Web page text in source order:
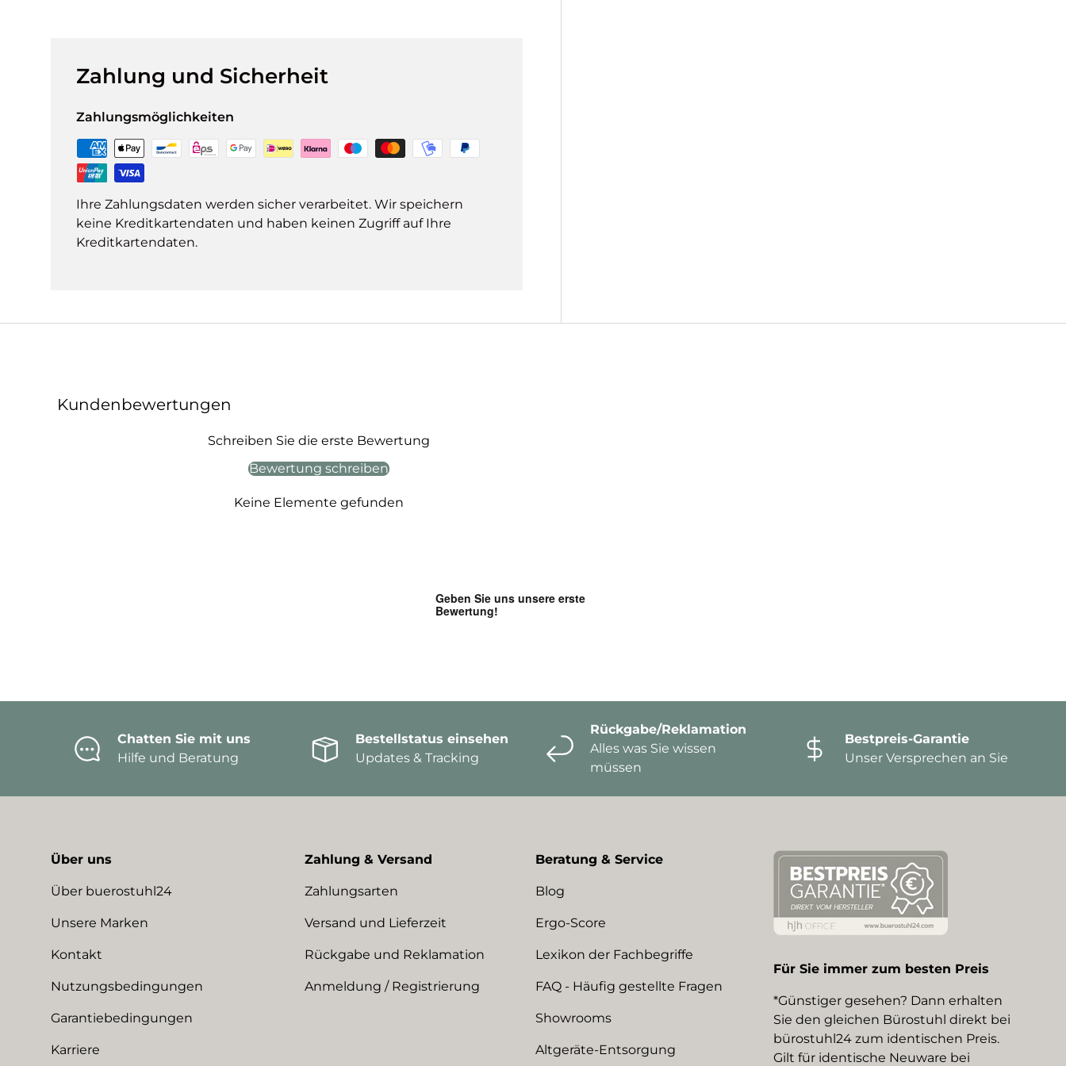
Zahlung und Sicherheit
Zahlungsmöglichkeiten
Ihre Zahlungsdaten werden sicher verarbeitet. Wir speichern
keine Kreditkartendaten und haben keinen Zugriff auf Ihre
Kreditkartendaten.
Kundenbewertungen
Schreiben Sie die erste Bewertung
Bewertung schreiben
Keine Elemente gefunden
Chatten Sie mit uns
Hilfe und Beratung
Bestellstatus einsehen
Updates & Tracking
Rückgabe/Reklamation
Alles was Sie wissen
müssen
Bestpreis-Garantie
Unser Versprechen an Sie
Über uns
Über buerostuhl24
Unsere Marken
Kontakt
Nutzungsbedingungen
Garantiebedingungen
Karriere
Zahlung & Versand
Zahlungsarten
Versand und Lieferzeit
Rückgabe und Reklamation
Anmeldung / Registrierung
Beratung & Service
Blog
Ergo-Score
Lexikon der Fachbegriffe
FAQ - Häufig gestellte Fragen
Showrooms
Altgeräte-Entsorgung
Für Sie immer zum besten Preis
*Günstiger gesehen? Dann erhalten
Sie den gleichen Bürostuhl direkt bei
bürostuhl24 zum identischen Preis.
Gilt für identische Neuware bei